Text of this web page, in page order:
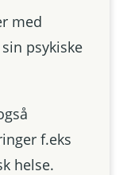
med
psykiske
f.eks
helse.